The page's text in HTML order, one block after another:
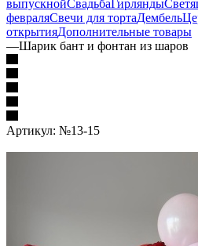
выпускнойСвадьбаГирлянды
февраляСвечи для тортаДембель
открытияДополнительные товары
—Шарик бант и фонтан из шаров
Артикул: №13-15